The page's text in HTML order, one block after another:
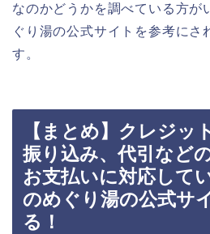
なのかどうかを調べている方が
ぐり湯の公式サイトを参考にさ
す。
【まとめ】クレジッ
振り込み、代引など
お支払いに対応して
のめぐり湯の公式サ
る！